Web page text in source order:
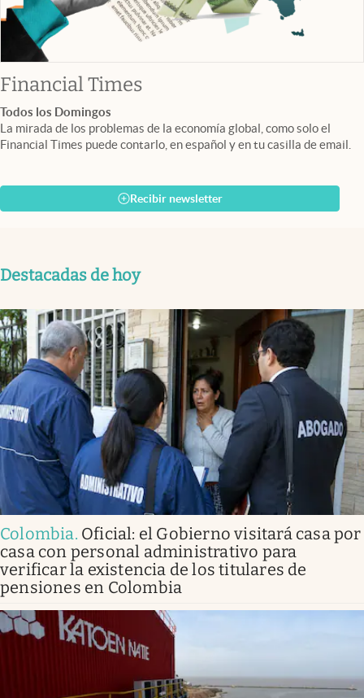
Financial Timesabre en nueva pestaña
Todos los Domingos
La mirada de los problemas de la economía global, como solo el
Financial Times puede contarlo, en español y en tu casilla de email.
Recibir newsletter
Destacadas de hoy
Colombia. Oficial: el Gobierno visitará casa por
casa con personal administrativo para
verificar la existencia de los titulares de
pensiones en Colombia